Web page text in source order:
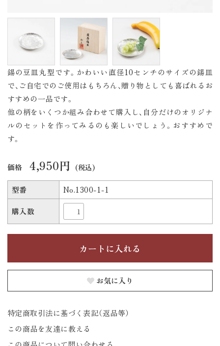
錫の豆皿丸型です。かわいい直径10センチのサイズの錫皿
で、ご自宅でのご使用はもちろん、贈り物としても喜ばれるお
すすめの一品です。
他の柄をいくつか組み合わせて購入し、自分だけのオリジナ
ルのセットを作ってみるのも楽しいでしょう。おすすめで
す。
価格 4,950円 (税込)
型番 No.1300-1-1
購入数
お気に入り
特定商取引法に基づく表記（返品等）
この商品を友達に教える